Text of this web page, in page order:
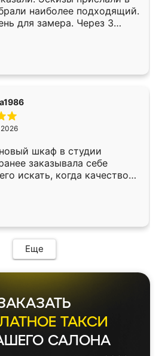
наиболее подходящий.
для замера. Через 3
уже готова. Остались
Спасибо Ренессанс
работу!
шкаф в студии
заказывала себе
искать, когда качеством
Служит кухня уже почти
нет.
Еще
ТАКСИ
САЛОНА